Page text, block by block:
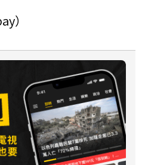
）